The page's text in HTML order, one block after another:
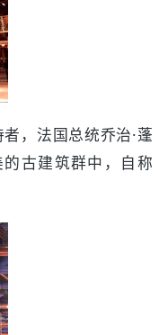
，法国总统乔治·蓬
古建筑群中，自称